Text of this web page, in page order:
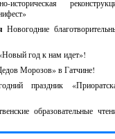
историческая
Новогодние
год к нам идет»!
Морозов» в Гатчине!
праздник
образовательные